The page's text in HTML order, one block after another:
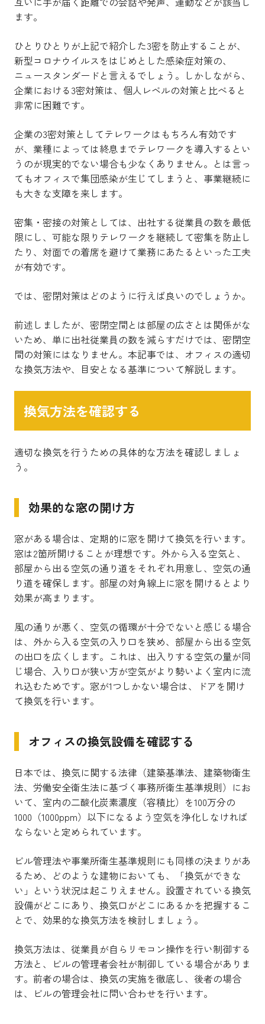
ます。
ひとりひとりが上記で紹介した3密を防止することが、
新型コロナウイルスをはじめとした感染症対策の、
ニュースタンダードと言えるでしょう。しかしながら、
企業における3密対策は、個人レベルの対策と比べると
非常に困難です。
企業の3密対策としてテレワークはもちろん有効です
が、業種によっては終息までテレワークを導入するとい
うのが現実的でない場合も少なくありません。とは言っ
てもオフィスで集団感染が生じてしまうと、事業継続に
も大きな支障を来します。
密集・密接の対策としては、出社する従業員の数を最低
限にし、可能な限りテレワークを継続して密集を防止し
たり、対面での着席を避けて業務にあたるといった工夫
が有効です。
では、密閉対策はどのように行えば良いのでしょうか。
前述しましたが、密閉空間とは部屋の広さとは関係がな
いため、単に出社従業員の数を減らすだけでは、密閉空
間の対策にはなりません。本記事では、オフィスの適切
な換気方法や、目安となる基準について解説します。
換気方法を確認する
適切な換気を行うための具体的な方法を確認しましょ
う。
効果的な窓の開け方
窓がある場合は、定期的に窓を開けて換気を行います。
窓は2箇所開けることが理想です。外から入る空気と、
部屋から出る空気の通り道をそれぞれ用意し、空気の通
り道を確保します。部屋の対角線上に窓を開けるとより
効果が高まります。
風の通りが悪く、空気の循環が十分でないと感じる場合
は、外から入る空気の入り口を狭め、部屋から出る空気
の出口を広くします。これは、出入りする空気の量が同
じ場合、入り口が狭い方が空気がより勢いよく室内に流
れ込むためです。窓が1つしかない場合は、ドアを開け
て換気を行います。
オフィスの換気設備を確認する
日本では、換気に関する法律（建築基準法、建築物衛生
法、労働安全衛生法に基づく事務所衛生基準規則）にお
いて、室内の二酸化炭素濃度（容積比）を100万分の
1000（1000ppm）以下になるよう空気を浄化しなければ
ならないと定められています。
ビル管理法や事業所衛生基準規則にも同様の決まりがあ
るため、どのような建物においても、「換気ができな
い」という状況は起こりえません。設置されている換気
設備がどこにあり、換気口がどこにあるかを把握するこ
とで、効果的な換気方法を検討しましょう。
換気方法は、従業員が自らリモコン操作を行い制御する
方法と、ビルの管理者会社が制御している場合がありま
す。前者の場合は、換気の実施を徹底し、後者の場合
は、ビルの管理会社に問い合わせを行います。